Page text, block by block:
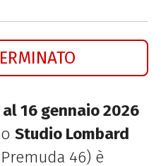
16 gennaio 2026
Studio Lombard
46) è